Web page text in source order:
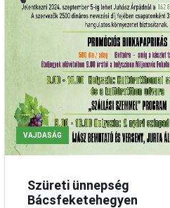
VAJDASÁG
Szüreti ünnepség
Bácsfeketehegyen